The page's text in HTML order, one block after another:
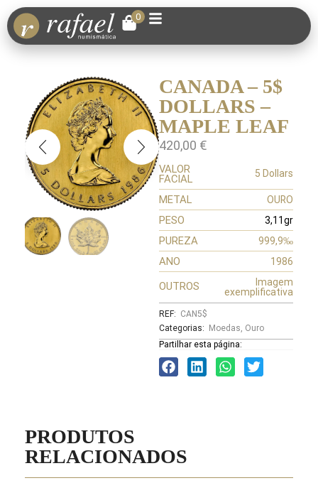
0
CANADA – 5$
DOLLARS –
MAPLE LEAF
420,00 €
VALOR
FACIAL 5 Dollars
METAL OURO
PESO 3,11gr
PUREZA 999,9‰
ANO 1986
OUTROS
Imagem
exemplificativa
REF: CAN5$
Categorias:
Moedas, Ouro
Partilhar esta página:
PRODUTOS
RELACIONADOS